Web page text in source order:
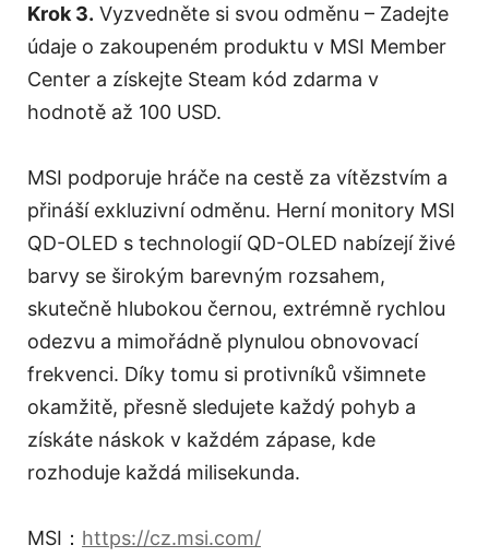
Krok 3. Vyzvedněte si svou odměnu – Zadejte
údaje o zakoupeném produktu v MSI Member
Center a získejte Steam kód zdarma v
hodnotě až 100 USD.
MSI podporuje hráče na cestě za vítězstvím a
přináší exkluzivní odměnu. Herní monitory MSI
QD-OLED s technologií QD-OLED nabízejí živé
barvy se širokým barevným rozsahem,
skutečně hlubokou černou, extrémně rychlou
odezvu a mimořádně plynulou obnovovací
frekvenci. Díky tomu si protivníků všimnete
okamžitě, přesně sledujete každý pohyb a
získáte náskok v každém zápase, kde
rozhoduje každá milisekunda.
MSI： https://cz.msi.com/